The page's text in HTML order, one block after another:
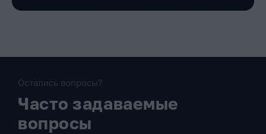
Остались вопросы?
Часто задаваемые
вопросы